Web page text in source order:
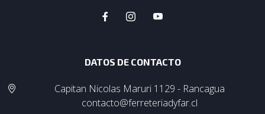
DATOS DE CONTACTO
Capitan Nicolas Maruri 1129 - Rancagua
contacto@ferreteriadyfar.cl